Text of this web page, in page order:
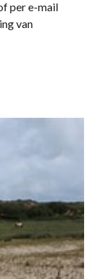
per e-mail
van